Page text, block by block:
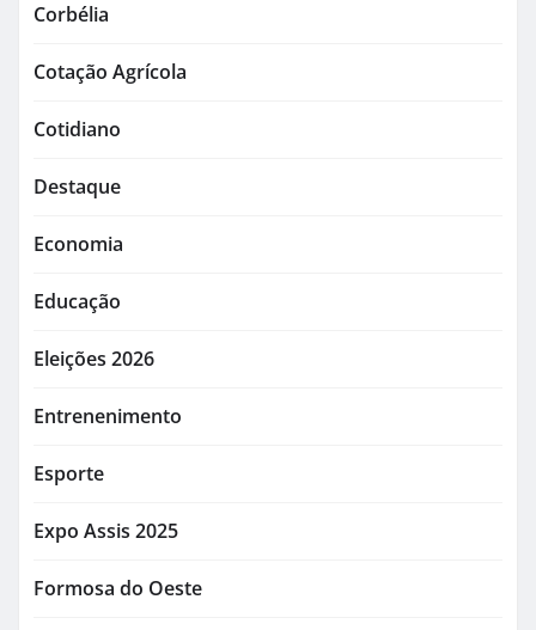
Corbélia
Cotação Agrícola
Cotidiano
Destaque
Economia
Educação
Eleições 2026
Entrenenimento
Esporte
Expo Assis 2025
Formosa do Oeste